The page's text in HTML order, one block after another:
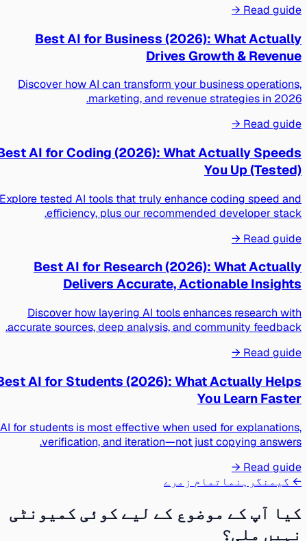
Read guide →
Best AI for Business (2026): What Actually
Drives Growth & Revenue
Discover how AI can transform your business operations,
marketing, and revenue strategies in 2026.
Read guide →
Best AI for Coding (2026): What Actually Speeds
You Up (Tested)
Explore tested AI tools that truly enhance coding speed and
efficiency, plus our recommended developer stack.
Read guide →
Best AI for Research (2026): What Actually
Delivers Accurate, Actionable Insights
Discover how layering AI tools enhances research with
accurate sources, deep analysis, and community feedback.
Read guide →
Best AI for Students (2026): What Actually Helps
You Learn Faster
AI for students is most effective when used for explanations,
verification, and iteration—not just copying answers.
Read guide →
← گیمنگرہنماتمام زمرے
کیا آپ کے موضوع کے لیے کوئی کمیونٹی
نہیں ملی؟